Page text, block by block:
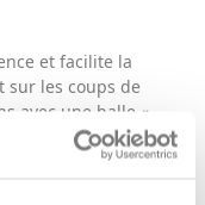
et facilite la
sur les coups de
avec une balle «